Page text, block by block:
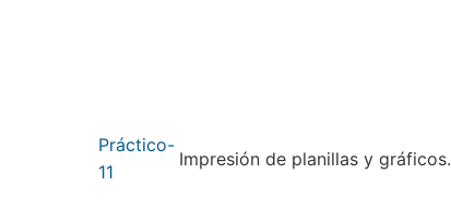
Práctico-
11
Impresión de planillas y gráficos.